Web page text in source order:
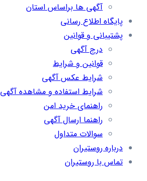
آگهی ها براساس استان
پایگاه اطلاع رسانی
پشتیبانی و قوانین
درج آگهی
قوانین و شرایط
شرایط عکس آگهی
شرایط استفاده و مشاهده آگهی
راهنمای خرید امن
راهنما ارسال آگهی
سوالات متداول
درباره روستیران
تماس با روستیران